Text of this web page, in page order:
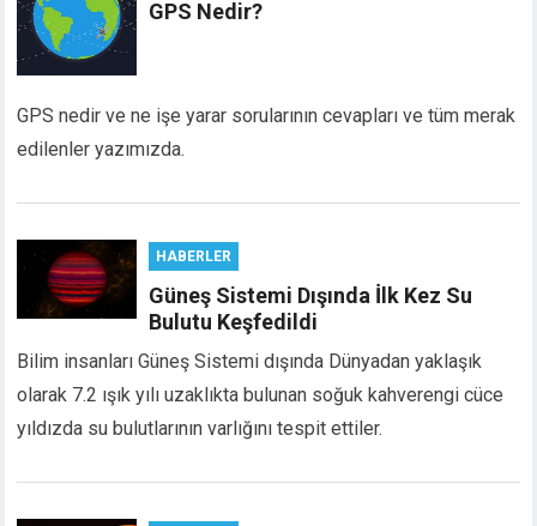
GPS Nedir?
GPS nedir ve ne işe yarar sorularının cevapları ve tüm merak
edilenler yazımızda.
HABERLER
Güneş Sistemi Dışında İlk Kez Su
Bulutu Keşfedildi
Bilim insanları Güneş Sistemi dışında Dünyadan yaklaşık
olarak 7.2 ışık yılı uzaklıkta bulunan soğuk kahverengi cüce
yıldızda su bulutlarının varlığını tespit ettiler.